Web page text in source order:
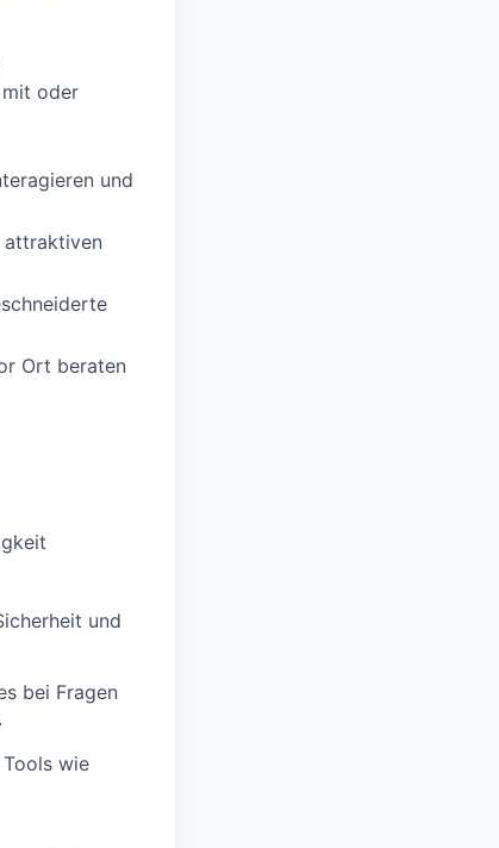
oder
und
attraktiven
Ort beraten
und
bei Fragen
wie